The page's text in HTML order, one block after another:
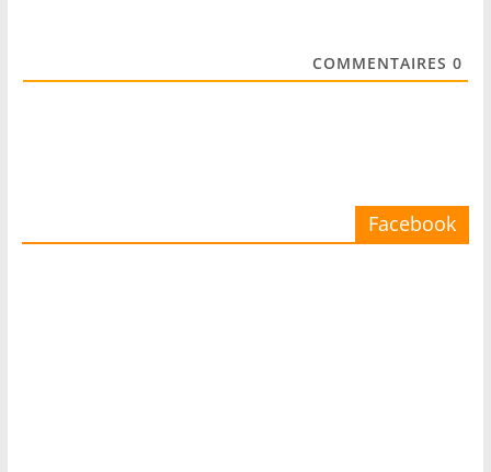
0
COMMENTAIRES
Facebook